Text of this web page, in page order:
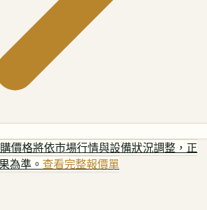
價格將依市場行情與設備狀況調整，正
為準。 查看完整報價單